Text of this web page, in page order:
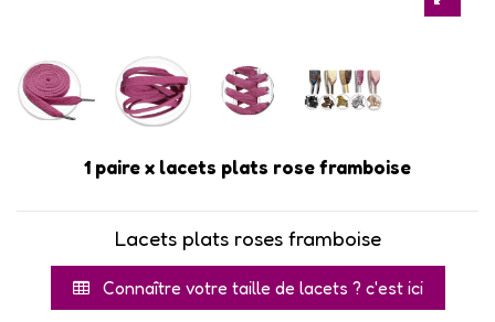
1 paire x lacets plats rose framboise
Lacets plats roses framboise
Connaître votre taille de lacets ? c'est ici